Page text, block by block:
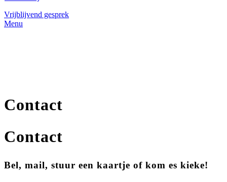
Vrijblijvend gesprek
Menu
Contact
Contact
Bel, mail, stuur een kaartje of kom es kieke!